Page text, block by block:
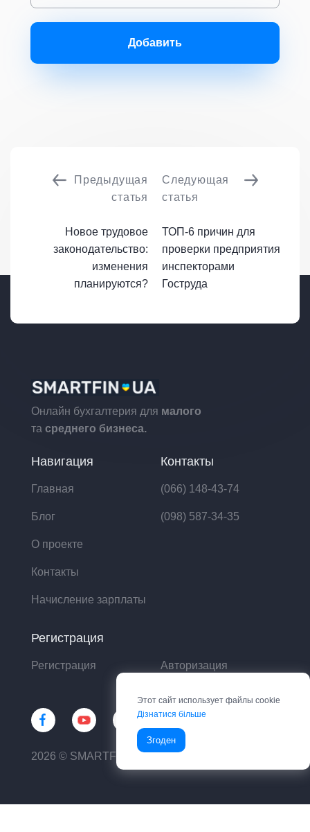
Добавить
Предыдущая
статья
Новое трудовое
законодательство:
изменения
планируются?
Следующая
статья
ТОП-6 причин для
проверки предприятия
инспекторами
Гоструда
Онлайн бухгалтерия для малого
та среднего бизнеса.
2026 © SMARTFIN UA
Навигация
Главная
Блог
О проекте
Контакты
Начисление зарплаты
Контакты
(066) 148-43-74
(098) 587-34-35
Регистрация
Регистрация Авторизация
Этот сайт использует файлы cookie
Дізнатися більше
Згоден